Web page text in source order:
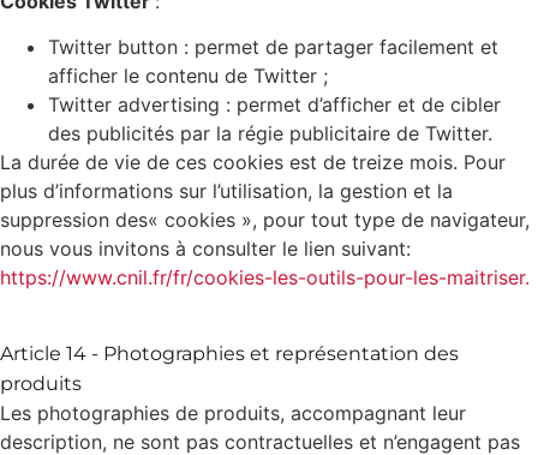
Twitter button : permet de partager facilement et
afficher le contenu de Twitter ;
Twitter advertising : permet d’afficher et de cibler
des publicités par la régie publicitaire de Twitter.
La durée de vie de ces cookies est de treize mois. Pour
plus d’informations sur l’utilisation, la gestion et la
suppression des« cookies », pour tout type de navigateur,
nous vous invitons à consulter le lien suivant:
https://www.cnil.fr/fr/cookies-les-outils-pour-les-maitriser.
Article 14 - Photographies et représentation des
produits
Les photographies de produits, accompagnant leur
description, ne sont pas contractuelles et n’engagent pas